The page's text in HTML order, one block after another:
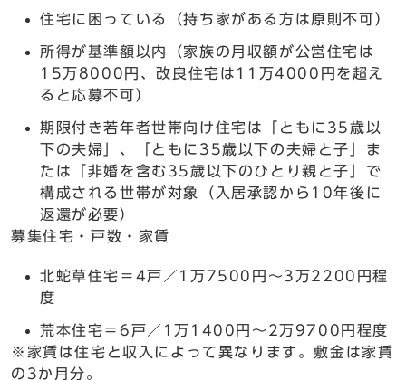
住宅に困っている（持ち家がある方は原則不可）
所得が基準額以内（家族の月収額が公営住宅は
15万8000円、改良住宅は11万4000円を超え
ると応募不可）
期限付き若年者世帯向け住宅は「ともに35歳以
下の夫婦」、「ともに35歳以下の夫婦と子」ま
たは「非婚を含む35歳以下のひとり親と子」で
構成される世帯が対象（入居承認から10年後に
返還が必要）
募集住宅・戸数・家賃
北蛇草住宅＝4戸／1万7500円～3万2200円程
度
荒本住宅＝6戸／1万1400円～2万9700円程度
※家賃は住宅と収入によって異なります。敷金は家賃
の3か月分。